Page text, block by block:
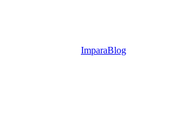
ImparaBlog